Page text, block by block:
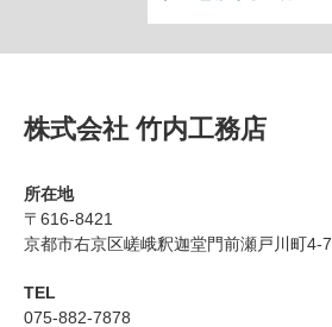
株式会社 竹内工務店
所在地
〒616-8421
京都市右京区嵯峨釈迦堂門前瀬戸川町4-7
TEL
075-882-7878